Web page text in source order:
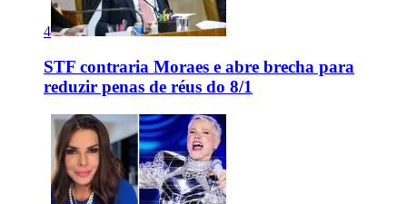
4
STF contraria Moraes e abre brecha para
reduzir penas de réus do 8/1